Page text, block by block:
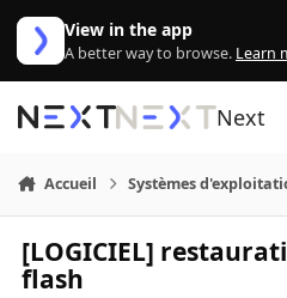
Aller au contenu
View in the app
A better way to browse. Learn
Next
Accueil Systèmes
[LOGICIEL]
flash